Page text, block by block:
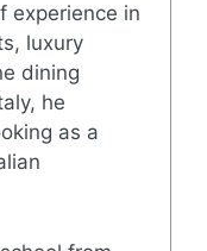
experience in
luxury
dining
he
as a